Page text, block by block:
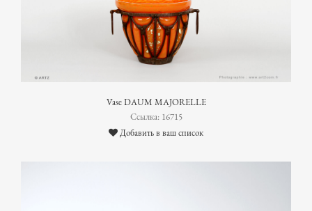
Vase DAUM MAJORELLE
Ссылка: 16715
Добавить в ваш список